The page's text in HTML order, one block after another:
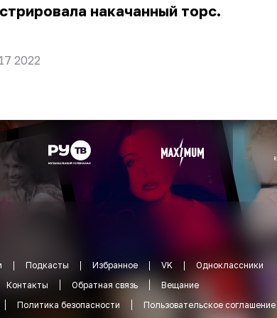
накачанный торс.
2022
Подкасты Избранное VK
Одноклассники
Контакты Обратная связь
Вещание
Политика безопасности Пользовательское соглашение